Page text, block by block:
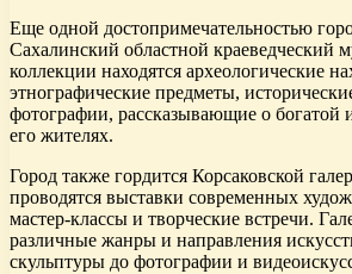
Еще одной достопримечательностью
Сахалинский областной краеведческий
коллекции находятся археологические
этнографические предметы,
фотографии, рассказывающие о богатой
его жителях.
Город также гордится Корсаковской
проводятся выставки современных
мастер-классы и творческие встречи.
различные жанры и направления
скульптуры до фотографии и